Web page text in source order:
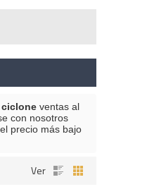
ventas al
con nosotros
precio más bajo
Ver